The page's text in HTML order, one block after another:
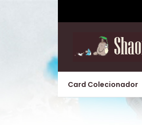
Card Colecionador